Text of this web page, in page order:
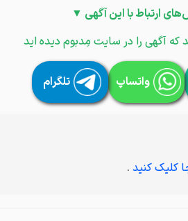
ارتباط با این آگهی ▼
که آگهی را در سایت مِدبوم دیده اید
واتساپ تلگرام
کلیک کنید .